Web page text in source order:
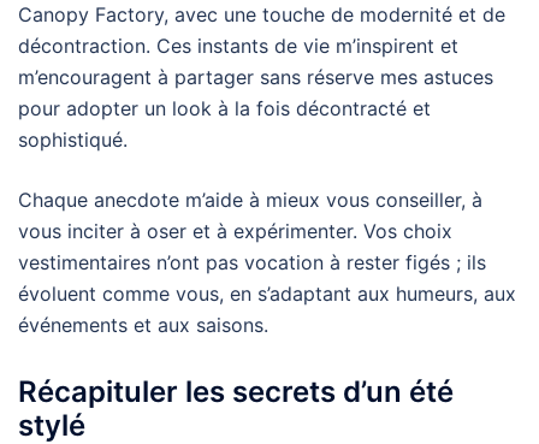
Canopy Factory, avec une touche de modernité et de
décontraction. Ces instants de vie m’inspirent et
m’encouragent à partager sans réserve mes astuces
pour adopter un look à la fois décontracté et
sophistiqué.
Chaque anecdote m’aide à mieux vous conseiller, à
vous inciter à oser et à expérimenter. Vos choix
vestimentaires n’ont pas vocation à rester figés ; ils
évoluent comme vous, en s’adaptant aux humeurs, aux
événements et aux saisons.
Récapituler les secrets d’un été
stylé